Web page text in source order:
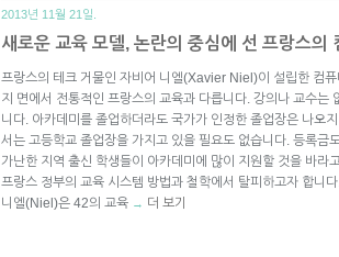
2013년 11월 21일.
새로운 교육 모델, 논란의 중심에 선 프랑스의
프랑스의 테크 거물인 자비어 니엘(Xavier Niel)이 설립한 컴퓨
지 면에서 전통적인 프랑스의 교육과 다릅니다. 강의나 교수는
니다. 아카데미를 졸업하더라도 국가가 인정한 졸업장은 나오
서는 고등학교 졸업장을 가지고 있을 필요도 없습니다. 등록금
가난한 지역 출신 학생들이 아카데미에 많이 지원할 것을 바라
프랑스 정부의 교육 시스템 방법과 철학에서 탈피하고자 합니
니엘(Niel)은 42의 교육 → 더 보기